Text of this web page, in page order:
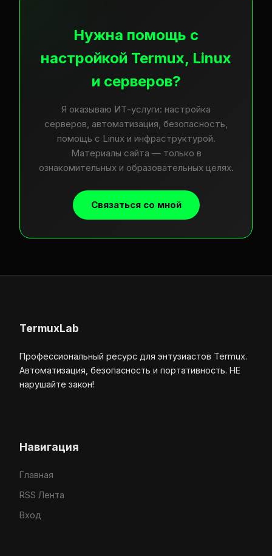
Нужна помощь с
настройкой Termux, Linux
и серверов?
Я оказываю ИТ-услуги: настройка
серверов, автоматизация, безопасность,
помощь с Linux и инфраструктурой.
Материалы сайта — только в
ознакомительных и образовательных целях.
Связаться со мной
TermuxLab
Профессиональный ресурс для энтузиастов Termux.
Автоматизация, безопасность и портативность. НЕ
нарушайте закон!
Навигация
Главная
RSS Лента
Вход